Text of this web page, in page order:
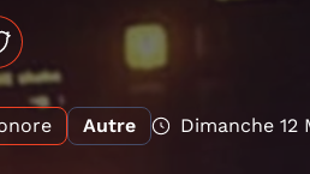
Autre Dimanche 12